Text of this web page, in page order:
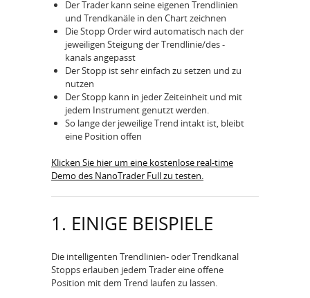
Der Trader kann seine eigenen Trendlinien
und Trendkanäle in den Chart zeichnen
Die Stopp Order wird automatisch nach der
jeweiligen Steigung der Trendlinie/des -
kanals angepasst
Der Stopp ist sehr einfach zu setzen und zu
nutzen
Der Stopp kann in jeder Zeiteinheit und mit
jedem Instrument genutzt werden.
So lange der jeweilige Trend intakt ist, bleibt
eine Position offen
Klicken Sie hier um eine kostenlose real-time
Demo des NanoTrader Full zu testen.
1. EINIGE BEISPIELE
Die intelligenten Trendlinien- oder Trendkanal
Stopps erlauben jedem Trader eine offene
Position mit dem Trend laufen zu lassen.